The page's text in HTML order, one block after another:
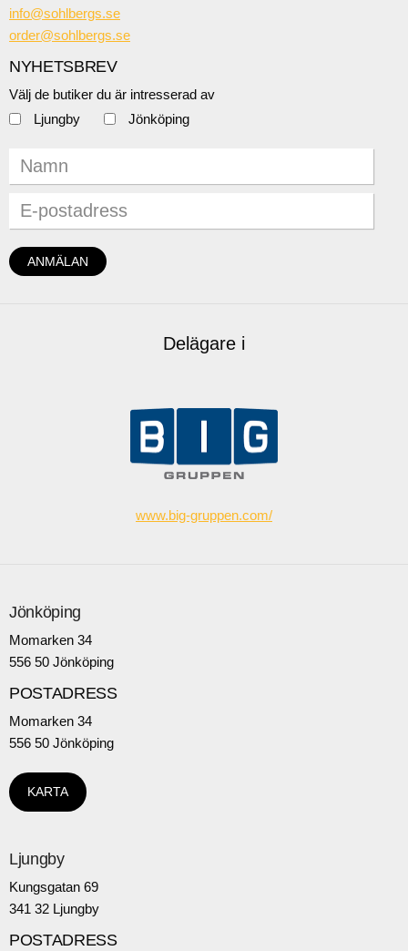
info@sohlbergs.se
order@sohlbergs.se
NYHETSBREV
Välj de butiker du är intresserad av
Ljungby
Jönköping
Delägare i
www.big-gruppen.com/
Jönköping
Momarken 34
556 50 Jönköping
POSTADRESS
Momarken 34
556 50 Jönköping
KARTA
Ljungby
Kungsgatan 69
341 32 Ljungby
POSTADRESS